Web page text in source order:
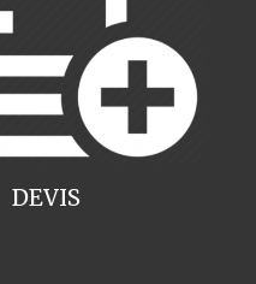
DEVIS